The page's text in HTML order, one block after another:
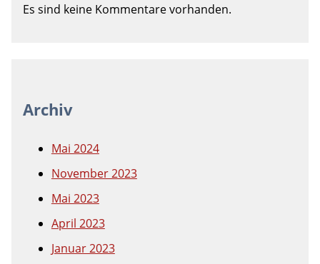
Es sind keine Kommentare vorhanden.
Archiv
Mai 2024
November 2023
Mai 2023
April 2023
Januar 2023